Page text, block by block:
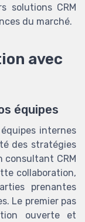
solutions CRM
du marché.
avec
équipes
internes
des stratégies
consultant CRM
collaboration,
prenantes
Le premier pas
ouverte et